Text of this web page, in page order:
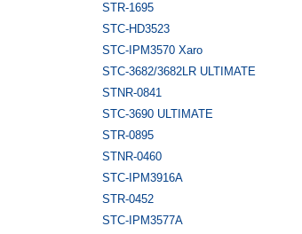
STR-1695
STC-HD3523
STC-IPM3570 Xaro
STC-3682/3682LR ULTIMATE
STNR-0841
STC-3690 ULTIMATE
STR-0895
STNR-0460
STC-IPM3916A
STR-0452
STC-IPM3577A